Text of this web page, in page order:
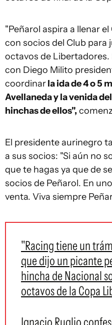
"Peñarol aspira a llenar
con socios del Club
octavos de
con Diego Milito
coordinarla ida de 4 o 5
Avellaneda y la venida
hinchas de ellos",
El presidente aurinegro
a sus socios: "Si aún no
que te hagas ya que de
socios de Peñarol. En
venta. Viva siempre
"Racing tiene un
que dijo un picante
hincha de Nacional
octavos de la Copa
Ignacio Ruglio